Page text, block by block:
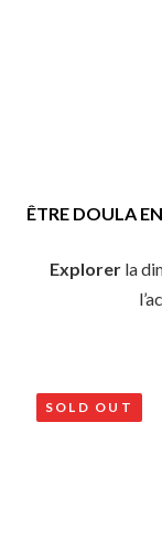
ÊTRE DOULA
Explorer la
SOLD OUT